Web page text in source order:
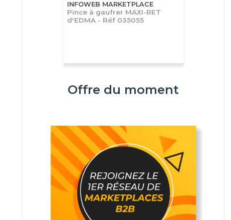
INFOWEB MARKETPLACE
Pince à gaufrer MAXI-RET
d'EDMA - Réf 035055
Offre du moment